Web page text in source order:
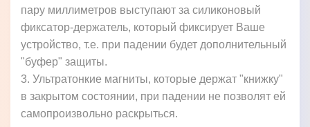
пару миллиметров выступают за силиконовый
фиксатор-держатель, который фиксирует Ваше
устройство, т.е. при падении будет дополнительный
"буфер" защиты.
3. Ультратонкие магниты, которые держат "книжку"
в закрытом состоянии, при падении не позволят ей
самопроизвольно раскрыться.